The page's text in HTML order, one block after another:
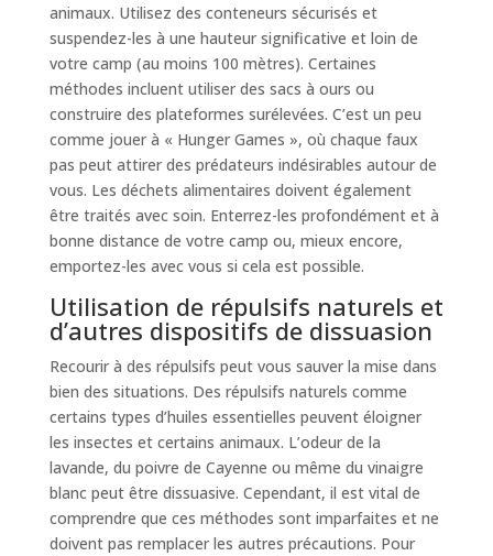
animaux. Utilisez des conteneurs sécurisés et
suspendez-les à une hauteur significative et loin de
votre camp (au moins 100 mètres). Certaines
méthodes incluent utiliser des sacs à ours ou
construire des plateformes surélevées. C’est un peu
comme jouer à « Hunger Games », où chaque faux
pas peut attirer des prédateurs indésirables autour de
vous. Les déchets alimentaires doivent également
être traités avec soin. Enterrez-les profondément et à
bonne distance de votre camp ou, mieux encore,
emportez-les avec vous si cela est possible.
Utilisation de répulsifs naturels et
d’autres dispositifs de dissuasion
Recourir à des répulsifs peut vous sauver la mise dans
bien des situations. Des répulsifs naturels comme
certains types d’huiles essentielles peuvent éloigner
les insectes et certains animaux. L’odeur de la
lavande, du poivre de Cayenne ou même du vinaigre
blanc peut être dissuasive. Cependant, il est vital de
comprendre que ces méthodes sont imparfaites et ne
doivent pas remplacer les autres précautions. Pour